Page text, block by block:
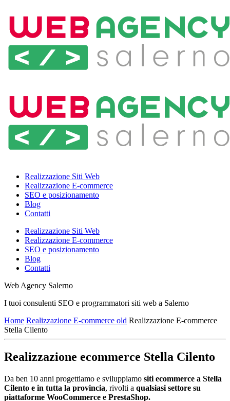
Realizzazione Siti Web
Realizzazione E-commerce
SEO e posizionamento
Blog
Contatti
Realizzazione Siti Web
Realizzazione E-commerce
SEO e posizionamento
Blog
Contatti
Web Agency Salerno
I tuoi consulenti SEO e programmatori siti web a Salerno
Home Realizzazione E-commerce old Realizzazione E-commerce
Stella Cilento
Realizzazione ecommerce Stella Cilento
Da ben 10 anni progettiamo e sviluppiamo siti ecommerce a Stella
Cilento e in tutta la provincia, rivolti a qualsiasi settore su
piattaforme WooCommerce e PrestaShop.